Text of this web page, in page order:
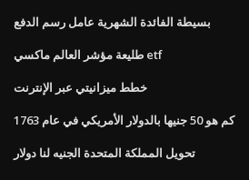
بسيطة الفائدة الشهرية عامل رسم الدفع
طليعة مؤشر العالم ماكسي etf
خطط ميزانيتي عبر الإنترنت
كم هو 50 جنيها بالدولار الأمريكي في عام 1763
تحويل المملكة المتحدة الجنيه لنا دولار